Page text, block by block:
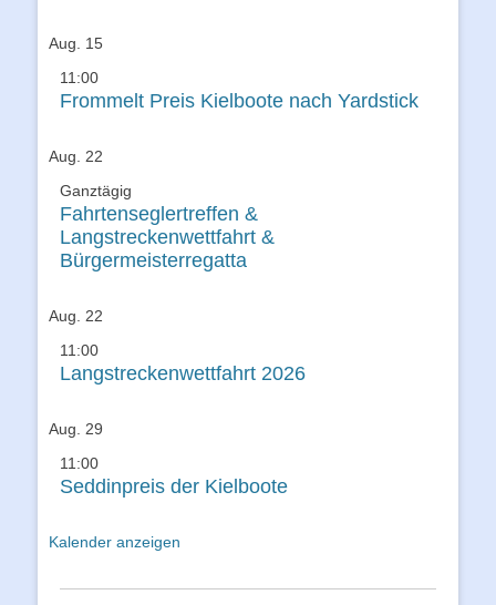
Aug. 15
11:00
Frommelt Preis Kielboote nach Yardstick
Aug. 22
Ganztägig
Fahrtenseglertreffen &
Langstreckenwettfahrt &
Bürgermeisterregatta
Aug. 22
11:00
Langstreckenwettfahrt 2026
Aug. 29
11:00
Seddinpreis der Kielboote
Kalender anzeigen